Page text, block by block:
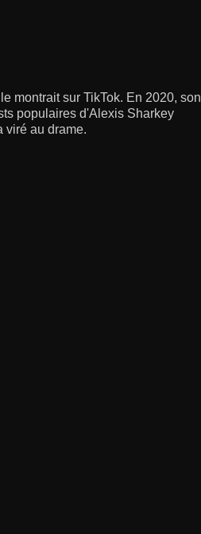
montrait sur TikTok. En 2020, son
populaires d'Alexis Sharkey
viré au drame.